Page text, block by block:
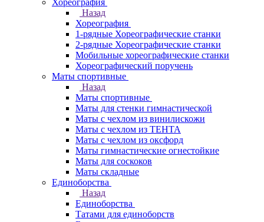
Хореография
Назад
Хореография
1-рядные Хореографические станки
2-рядные Хореографические станки
Мобильные хореографические станки
Хореографический поручень
Маты спортивные
Назад
Маты спортивные
Маты для стенки гимнастической
Маты с чехлом из винилискожи
Маты с чехлом из ТЕНТА
Маты с чехлом из оксфорд
Маты гимнастические огнестойкие
Маты для соскоков
Маты складные
Единоборства
Назад
Единоборства
Татами для единоборств